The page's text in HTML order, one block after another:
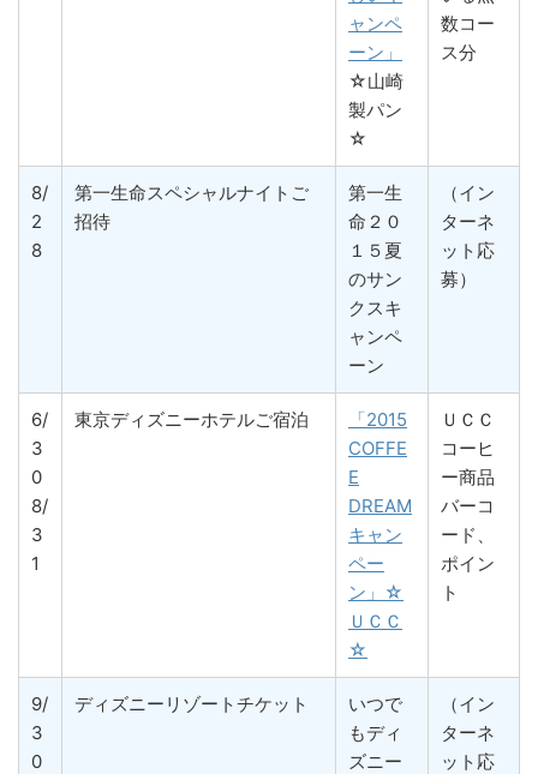
ャンペ
ーン」
☆山崎
製パン
☆
数コー
ス分
8/
2
8
第一生命スペシャルナイトご
招待
第一生
命２０
１５夏
のサン
クスキ
ャンペ
ーン
（イン
ターネ
ット応
募）
6/
3
0
8/
3
1
東京ディズニーホテルご宿泊
「2015
COFFE
E
DREAM
キャン
ペー
ン」☆
ＵＣＣ
☆
ＵＣＣ
コーヒ
ー商品
バーコ
ード、
ポイン
ト
9/
3
0
ディズニーリゾートチケット
いつで
もディ
ズニー
（イン
ターネ
ット応